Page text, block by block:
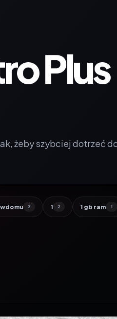
Plus
żeby szybciej dotrzeć
2 1 2 1 gb ram 1